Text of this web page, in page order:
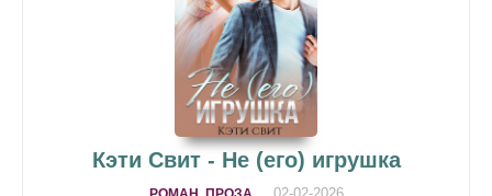
Кэти Свит - Не (его) игрушка